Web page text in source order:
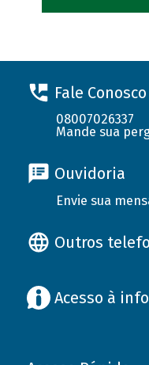
Fale Conosco
08007026337
Mande sua
Ouvidoria
Envie sua
Outros
Acesso à